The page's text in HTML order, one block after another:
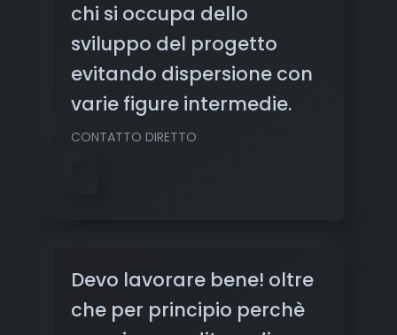
chi si occupa dello
sviluppo del progetto
evitando dispersione con
varie figure intermedie.
CONTATTO DIRETTO
Devo lavorare bene! oltre
che per principio perchè